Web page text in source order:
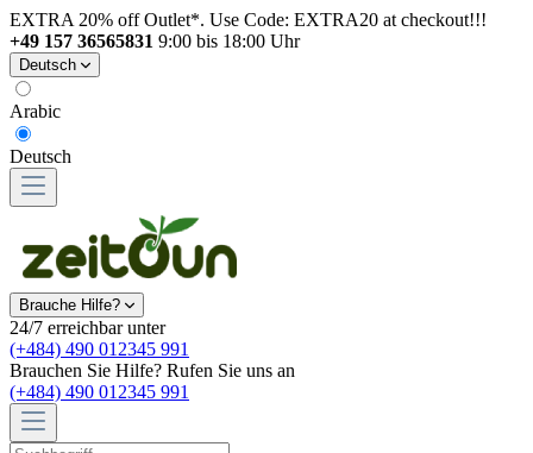
EXTRA 20% off Outlet*. Use Code: EXTRA20 at checkout!!!
+49 157 36565831 9:00 bis 18:00 Uhr
Deutsch
Arabic
Deutsch
Brauche Hilfe?
24/7 erreichbar unter
(+484) 490 012345 991
Brauchen Sie Hilfe? Rufen Sie uns an
(+484) 490 012345 991